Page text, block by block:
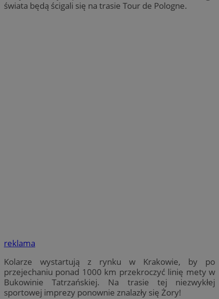
świata będą ścigali się na trasie Tour de Pologne.
reklama
Kolarze wystartują z rynku w Krakowie, by po
przejechaniu ponad 1000 km przekroczyć linię mety w
Bukowinie Tatrzańskiej. Na trasie tej niezwykłej
sportowej imprezy ponownie znalazły się Żory!